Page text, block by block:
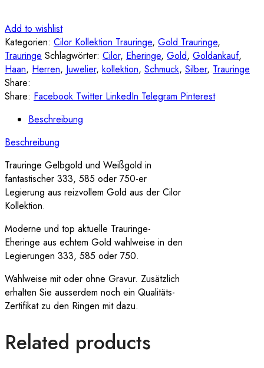
Add to wishlist
Kategorien: Cilor Kollektion Trauringe, Gold Trauringe,
Trauringe Schlagwörter: Cilor, Eheringe, Gold, Goldankauf,
Haan, Herren, Juwelier, kollektion, Schmuck, Silber, Trauringe
Share:
Share: Facebook Twitter LinkedIn Telegram Pinterest
Beschreibung
Beschreibung
Trauringe Gelbgold und Weißgold in
fantastischer 333, 585 oder 750-er
Legierung aus reizvollem Gold aus der Cilor
Kollektion.
Moderne und top aktuelle Trauringe-
Eheringe aus echtem Gold wahlweise in den
Legierungen 333, 585 oder 750.
Wahlweise mit oder ohne Gravur. Zusätzlich
erhalten Sie ausserdem noch ein Qualitäts-
Zertifikat zu den Ringen mit dazu.
Related products